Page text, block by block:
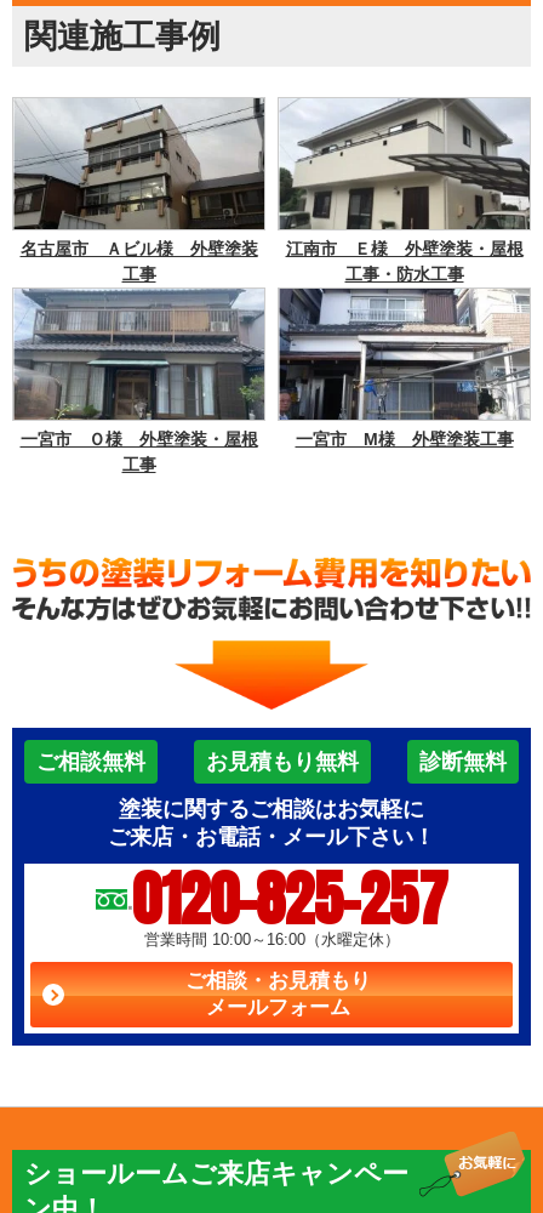
関連施工事例
名古屋市 Ａビル様 外壁塗装
工事
江南市 Ｅ様 外壁塗装・屋根
工事・防水工事
一宮市 Ｏ様 外壁塗装・屋根
工事
一宮市 M様 外壁塗装工事
ご相談無料 お見積もり無料
診断無料
塗装に関するご相談はお気軽に
ご来店・お電話・メール下さい！
0120-825-257
営業時間 10:00～16:00（水曜定休）
ご相談・お見積もり
メールフォーム
ショールームご来店キャンペー